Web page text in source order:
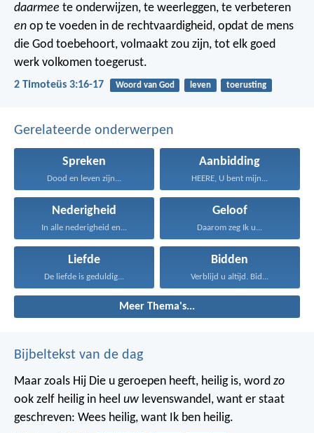
daarmee te onderwijzen, te weerleggen, te verbeteren
en op te voeden in de rechtvaardigheid, opdat de mens
die God toebehoort, volmaakt zou zijn, tot elk goed
werk volkomen toegerust.
2 Timoteüs 3:16-17 Woord van God leven toerusting
Gerelateerde onderwerpen
Spreken
Dood en leven zijn...
Aanbidding
HEERE, U bent mijn...
Nederigheid
In alle nederigheid en...
Geloof
Daarom zeg Ik u...
Liefde
De liefde is geduldig...
Bidden
Verblijd u altijd. Bid...
Meer Thema's...
Bijbeltekst van de dag
Maar zoals Hij Die u geroepen heeft, heilig is, word zo
ook zelf heilig in heel uw levenswandel, want er staat
geschreven: Wees heilig, want Ik ben heilig.